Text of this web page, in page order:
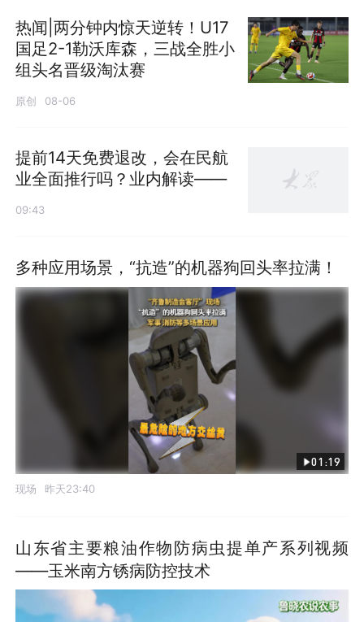
热闻|两分钟内惊天逆转！U17
国足2-1勒沃库森，三战全胜小
组头名晋级淘汰赛
原创 08-06
提前14天免费退改，会在民航
业全面推行吗？业内解读——
09:43
多种应用场景，“抗造”的机器狗回头率拉满！
01:19
现场 昨天23:40
山东省主要粮油作物防病虫提单产系列视频
——玉米南方锈病防控技术